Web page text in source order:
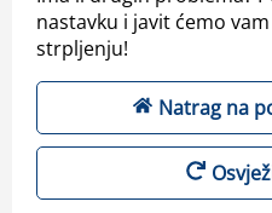
nastavku i javit ćemo
strpljenju!
Natrag na